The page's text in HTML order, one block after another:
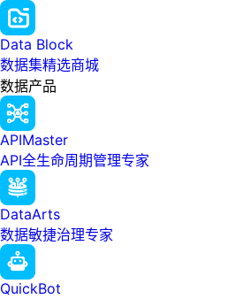
Data Block
数据集精选商城
数据产品
APIMaster
API全生命周期管理专家
DataArts
数据敏捷治理专家
QuickBot